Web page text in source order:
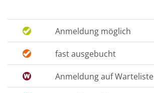
Anmeldung möglich
fast ausgebucht
Anmeldung auf Warteliste